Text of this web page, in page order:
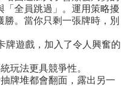
全員跳過」。運用策略擾
。當你只剩一張牌時，別
牌遊戲，加入了令人興奮的
玩法更具競爭性。
牌堆都會翻面，露出另一